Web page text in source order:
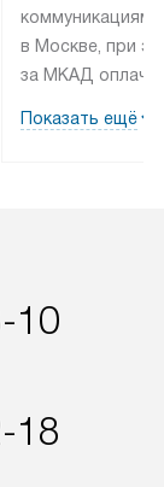
коммуникациям
в Москве, при
за МКАД
партнера
по монтажу
прайсу. Сервис
материалы.
установление,
Показать ещё
10
18